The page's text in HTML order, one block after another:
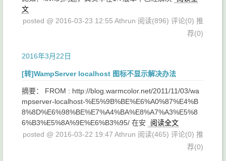
文
posted @ 2016-03-23 12:55 Athrun 阅读(896) 评论(0) 推
荐(0)
2016年3月22日
[转]WampServer localhost 图标不显示解决办法
摘要： FROM : http://blog.warmcolor.net/2011/11/03/wa
mpserver-localhost-%E5%9B%BE%E6%A0%87%E4%B
8%8D%E6%98%BE%E7%A4%BA%E8%A7%A3%E5%8
6%B3%E5%8A%9E%E6%B3%95/ 在安
阅读全文
posted @ 2016-03-22 19:47 Athrun 阅读(465) 评论(0) 推
荐(0)